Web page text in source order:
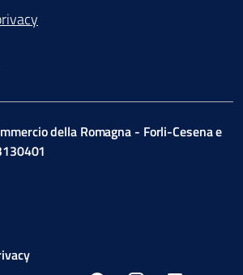
della Romagna - Forli-Cesena e